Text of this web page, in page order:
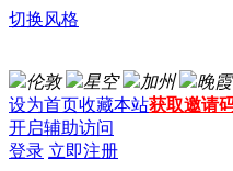
切换风格
伦敦 星空 加州 晚霞
设为首页收藏本站获取邀请
开启辅助访问
登录 立即注册